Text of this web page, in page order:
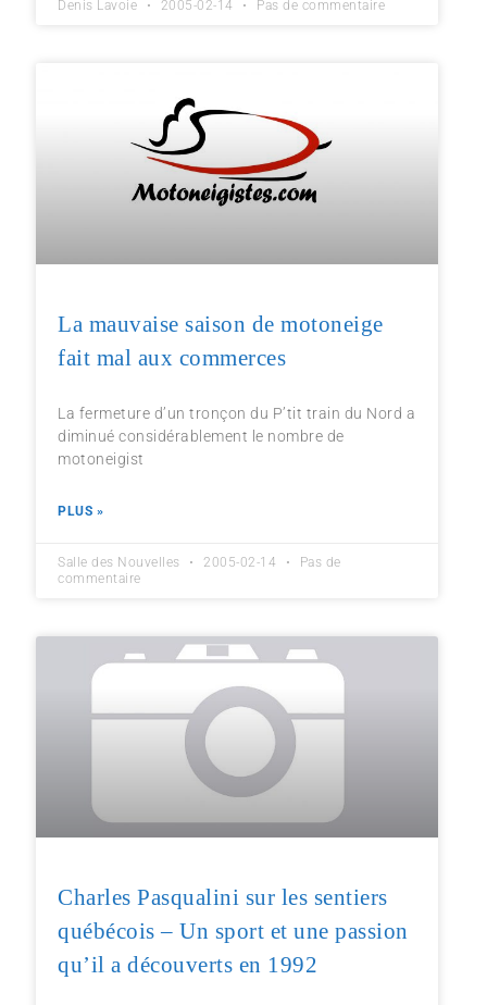
Denis Lavoie 2005-02-14 Pas de commentaire
La mauvaise saison de motoneige
fait mal aux commerces
La fermeture d’un tronçon du P’tit train du Nord a
diminué considérablement le nombre de
motoneigist
PLUS »
Salle des Nouvelles 2005-02-14
Pas de
commentaire
Charles Pasqualini sur les sentiers
québécois – Un sport et une passion
qu’il a découverts en 1992